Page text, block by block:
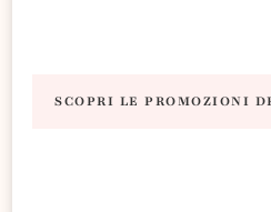
SCOPRI LE PROMOZIONI